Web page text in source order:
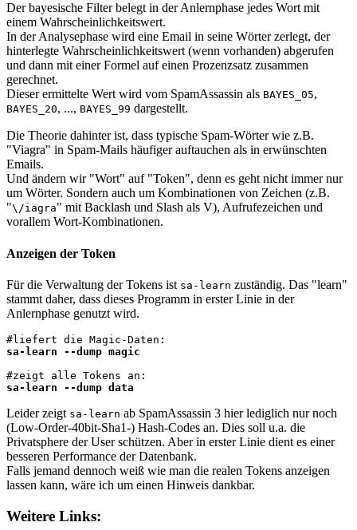
Der bayesische Filter belegt in der Anlernphase jedes Wort mit
einem Wahrscheinlichkeitswert.
In der Analysephase wird eine Email in seine Wörter zerlegt, der
hinterlegte Wahrscheinlichkeitswert (wenn vorhanden) abgerufen
und dann mit einer Formel auf einen Prozenzsatz zusammen
gerechnet.
Dieser ermittelte Wert wird vom SpamAssassin als BAYES_05,
BAYES_20, ..., BAYES_99 dargestellt.
Die Theorie dahinter ist, dass typische Spam-Wörter wie z.B.
"Viagra" in Spam-Mails häufiger auftauchen als in erwünschten
Emails.
Und ändern wir "Wort" auf "Token", denn es geht nicht immer nur
um Wörter. Sondern auch um Kombinationen von Zeichen (z.B.
"\/iagra" mit Backlash und Slash als V), Aufrufezeichen und
vorallem Wort-Kombinationen.
Anzeigen der Token
Für die Verwaltung der Tokens ist sa-learn zuständig. Das "learn"
stammt daher, dass dieses Programm in erster Linie in der
Anlernphase genutzt wird.
sa-learn --dump magic
sa-learn --dump data
Leider zeigt sa-learn ab SpamAssassin 3 hier lediglich nur noch
(Low-Order-40bit-Sha1-) Hash-Codes an. Dies soll u.a. die
Privatsphere der User schützen. Aber in erster Linie dient es einer
besseren Performance der Datenbank.
Falls jemand dennoch weiß wie man die realen Tokens anzeigen
lassen kann, wäre ich um einen Hinweis dankbar.
Weitere Links: